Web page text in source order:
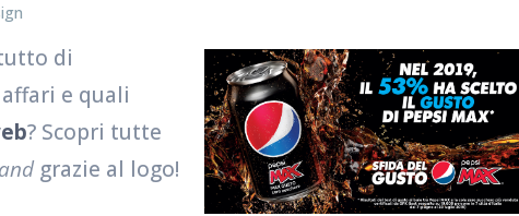
di
e quali
? Scopri tutte
grazie al logo!